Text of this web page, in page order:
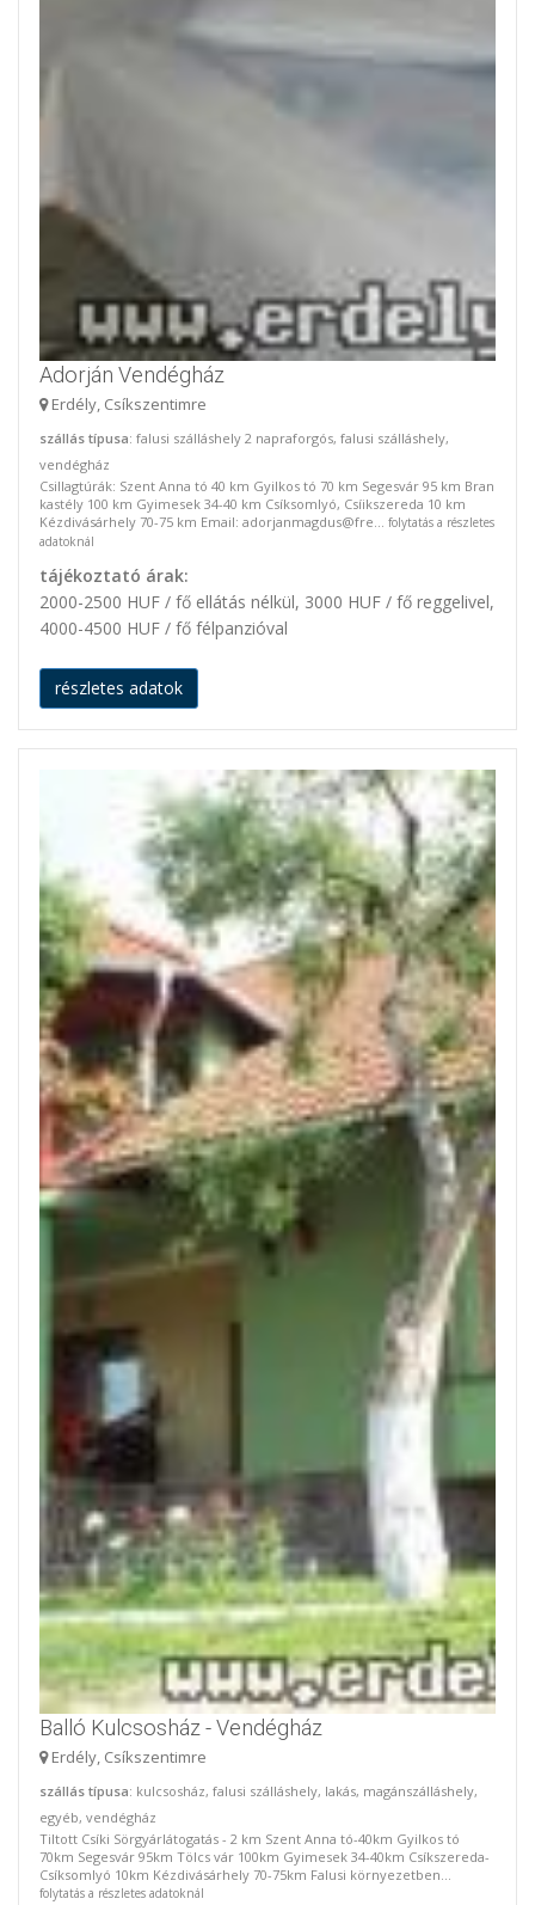
Adorján Vendégház
Erdély, Csíkszentimre
szállás típusa: falusi szálláshely 2 napraforgós, falusi szálláshely,
vendégház
Csillagtúrák: Szent Anna tó 40 km Gyilkos tó 70 km Segesvár 95 km Bran
kastély 100 km Gyimesek 34-40 km Csíksomlyó, Csíikszereda 10 km
Kézdivásárhely 70-75 km Email: adorjanmagdus@fre... folytatás a részletes
adatoknál
tájékoztató árak:
2000-2500 HUF / fő ellátás nélkül, 3000 HUF / fő reggelivel,
4000-4500 HUF / fő félpanzióval
részletes adatok
Balló Kulcsosház - Vendégház
Erdély, Csíkszentimre
szállás típusa: kulcsosház, falusi szálláshely, lakás, magánszálláshely,
egyéb, vendégház
Tiltott Csíki Sörgyárlátogatás - 2 km Szent Anna tó-40km Gyilkos tó
70km Segesvár 95km Tölcs vár 100km Gyimesek 34-40km Csíkszereda-
Csíksomlyó 10km Kézdivásárhely 70-75km Falusi környezetben...
folytatás a részletes adatoknál